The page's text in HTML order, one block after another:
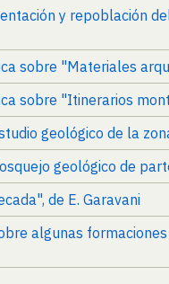
y repoblación
sobre "Materiales
sobre "Itinerarios
geológico de la
geológico de
de E. Garavani
algunas